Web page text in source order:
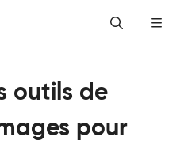
outils de
pour